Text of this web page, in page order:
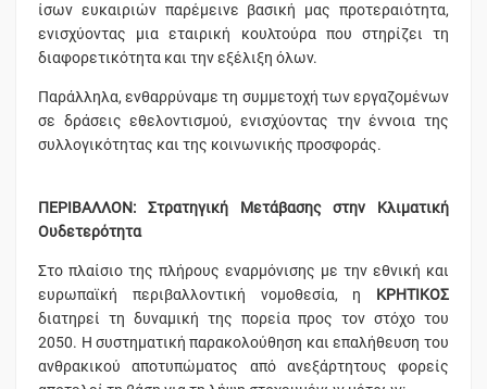
ίσων ευκαιριών παρέμεινε βασική μας προτεραιότητα,
ενισχύοντας μια εταιρική κουλτούρα που στηρίζει τη
διαφορετικότητα και την εξέλιξη όλων.
Παράλληλα, ενθαρρύναμε τη συμμετοχή των εργαζομένων
σε δράσεις εθελοντισμού, ενισχύοντας την έννοια της
συλλογικότητας και της κοινωνικής προσφοράς.
ΠΕΡΙΒΑΛΛΟΝ: Στρατηγική Μετάβασης στην Κλιματική
Ουδετερότητα
Στο πλαίσιο της πλήρους εναρμόνισης με την εθνική και
ευρωπαϊκή περιβαλλοντική νομοθεσία, η ΚΡΗΤΙΚΟΣ
διατηρεί τη δυναμική της πορεία προς τον στόχο του
2050. Η συστηματική παρακολούθηση και επαλήθευση του
ανθρακικού αποτυπώματος από ανεξάρτητους φορείς